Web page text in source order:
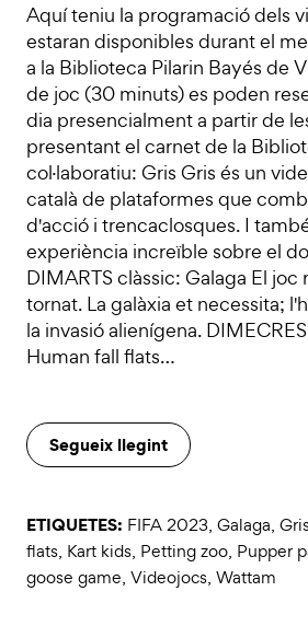
Aquí teniu la programació dels
estaran disponibles durant el
a la Biblioteca Pilarin Bayés de
de joc (30 minuts) es poden
dia presencialment a partir de
presentant el carnet de la
col·laboratiu: Gris Gris és un
català de plataformes que
d'acció i trencaclosques. I
experiència increïble sobre el
DIMARTS clàssic: Galaga El joc
tornat. La galàxia et necessita;
la invasió alienígena.
Human fall flats…
Segueix llegint
ETIQUETES: FIFA 2023, Galaga,
flats, Kart kids, Petting zoo, Pupper
goose game, Videojocs, Wattam